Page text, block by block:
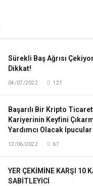
Sürekli Baş Ağrısı
Dikkat!
04/07/2022 121
Başarılı Bir Kripto
Kariyerinin Keyfini
Yardımcı Olacak İpucular
12/06/2022 67
YER ÇEKİMİNE KARŞI 10
SABİTLEYİCİ